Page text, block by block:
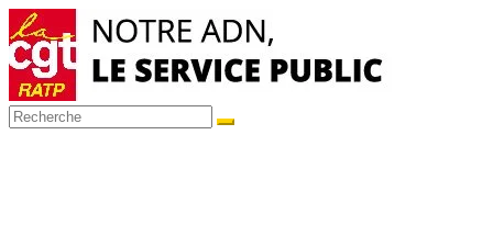
Passer
au
contenu